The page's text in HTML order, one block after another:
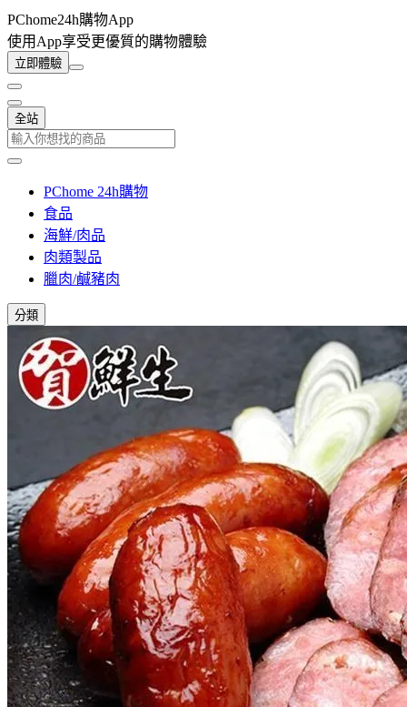
PChome24h購物App
使用App享受更優質的購物體驗
立即體驗
全站
PChome 24h購物
食品
海鮮/肉品
肉類製品
臘肉/鹹豬肉
分類